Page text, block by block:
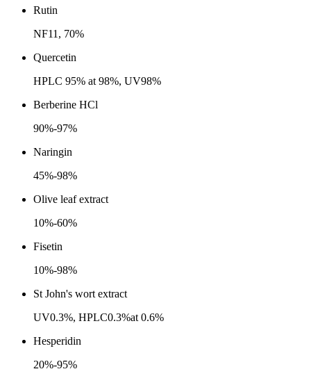
Rutin
NF11, 70%
Quercetin
HPLC 95% at 98%, UV98%
Berberine HCl
90%-97%
Naringin
45%-98%
Olive leaf extract
10%-60%
Fisetin
10%-98%
St John's wort extract
UV0.3%, HPLC0.3%at 0.6%
Hesperidin
20%-95%